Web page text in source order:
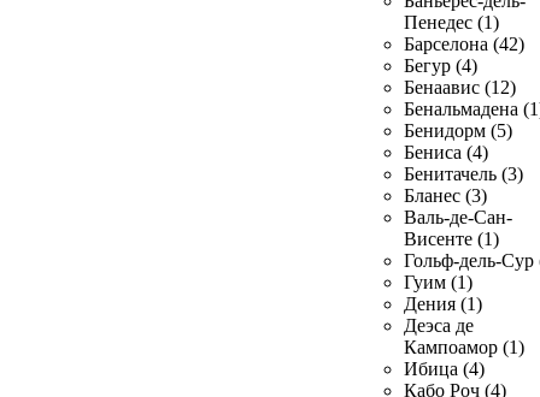
Пенедес (1)
Барселона (42)
Бегур (4)
Бенаавис (12)
Бенальмадена
Бенидорм (5)
Бениса (4)
Бенитачель (3)
Бланес (3)
Валь-де-Сан-
Висенте (1)
Гольф-дель-Сур
Гуим (1)
Дения (1)
Деэса де
Кампоамор (1)
Ибица (4)
Кабо Роч (4)